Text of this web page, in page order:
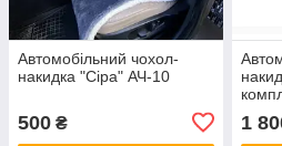
Автомобільний чохол-
накидка "Сіра" АЧ-10
500 ₴ 1